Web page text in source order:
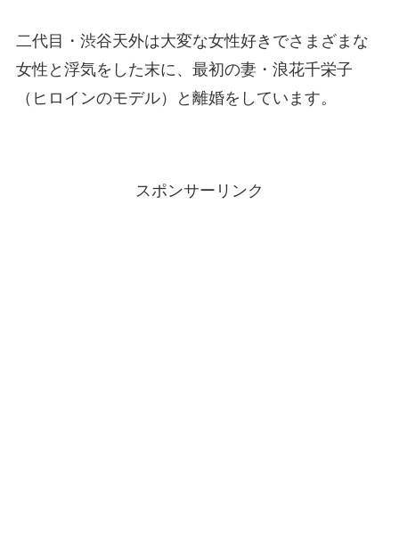
二代目・渋谷天外は大変な女性好きでさまざまな
女性と浮気をした末に、最初の妻・浪花千栄子
（ヒロインのモデル）と離婚をしています。
スポンサーリンク